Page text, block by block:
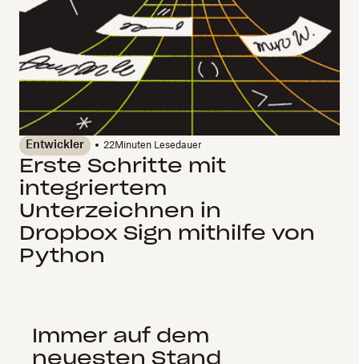
Entwickler 22Minuten Lesedauer
Erste Schritte mit
integriertem
Unterzeichnen in
Dropbox Sign mithilfe von
Python
Immer auf dem
neuesten Stand